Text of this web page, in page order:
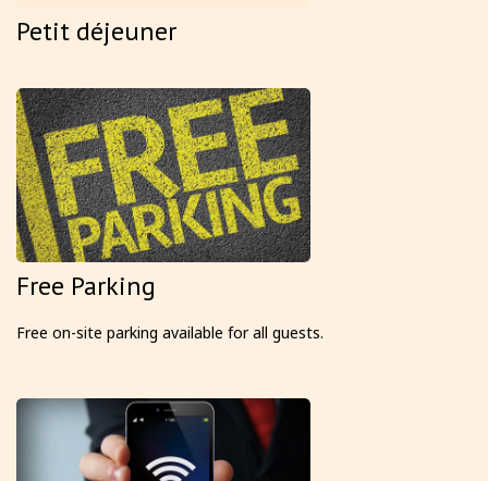
Petit déjeuner
Free Parking
Free on-site parking available for all guests.